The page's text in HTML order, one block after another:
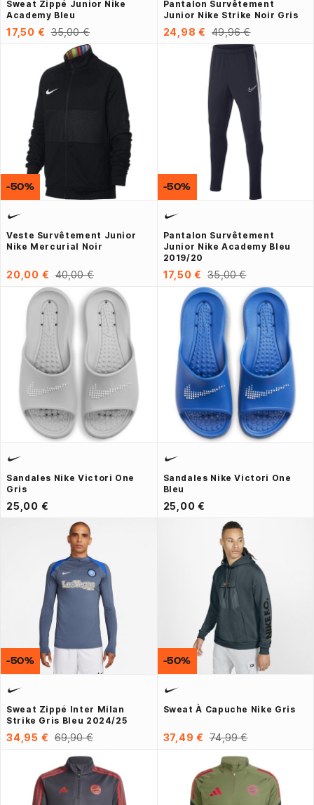
Sweat Zippé Junior Nike
Academy Bleu
17,50 € 35,00 €
Pantalon Survêtement
Junior Nike Strike Noir Gris
24,98 € 49,96 €
Veste Survêtement Junior
Nike Mercurial Noir
20,00 € 40,00 €
-50%
Pantalon Survêtement
Junior Nike Academy Bleu
2019/20
17,50 € 35,00 €
-50%
Sandales Nike Victori One
Gris
25,00 €
Sandales Nike Victori One
Bleu
25,00 €
Sweat Zippé Inter Milan
Strike Gris Bleu 2024/25
34,95 € 69,90 €
-50%
Sweat À Capuche Nike Gris
37,49 € 74,99 €
-50%